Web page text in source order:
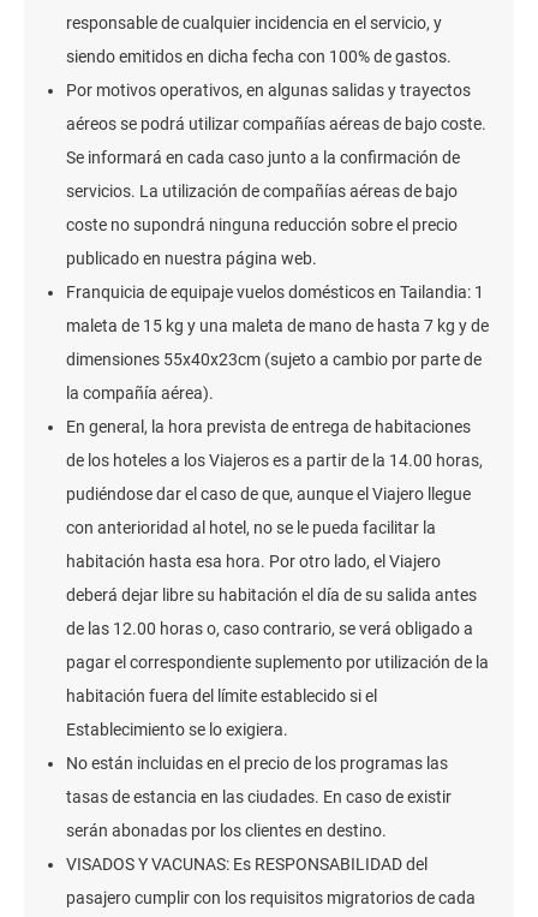
responsable de cualquier incidencia en el servicio, y
siendo emitidos en dicha fecha con 100% de gastos.
Por motivos operativos, en algunas salidas y trayectos
aéreos se podrá utilizar compañías aéreas de bajo coste.
Se informará en cada caso junto a la confirmación de
servicios. La utilización de compañías aéreas de bajo
coste no supondrá ninguna reducción sobre el precio
publicado en nuestra página web.
Franquicia de equipaje vuelos domésticos en Tailandia: 1
maleta de 15 kg y una maleta de mano de hasta 7 kg y de
dimensiones 55x40x23cm (sujeto a cambio por parte de
la compañía aérea).
En general, la hora prevista de entrega de habitaciones
de los hoteles a los Viajeros es a partir de la 14.00 horas,
pudiéndose dar el caso de que, aunque el Viajero llegue
con anterioridad al hotel, no se le pueda facilitar la
habitación hasta esa hora. Por otro lado, el Viajero
deberá dejar libre su habitación el día de su salida antes
de las 12.00 horas o, caso contrario, se verá obligado a
pagar el correspondiente suplemento por utilización de la
habitación fuera del límite establecido si el
Establecimiento se lo exigiera.
No están incluidas en el precio de los programas las
tasas de estancia en las ciudades. En caso de existir
serán abonadas por los clientes en destino.
VISADOS Y VACUNAS: Es RESPONSABILIDAD del
pasajero cumplir con los requisitos migratorios de cada